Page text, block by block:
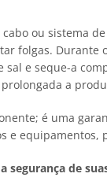
ou sistema
folgas.
e seque-a
a
é uma
segurança de